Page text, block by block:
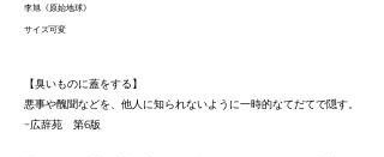
李旭《原始地球》
サイズ可変
【臭いものに蓋をする】
悪事や醜聞などを、他人に知られないように一時的なてだてで隠す。
−広辞苑 第6版